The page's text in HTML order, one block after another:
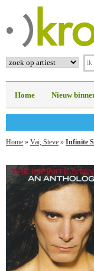
Home Nieuw
Home » Vai, Steve » Infinite